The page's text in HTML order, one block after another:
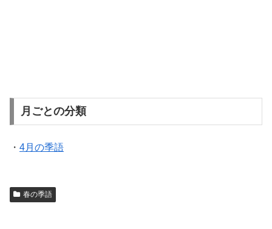
月ごとの分類
・ 4月の季語
春の季語